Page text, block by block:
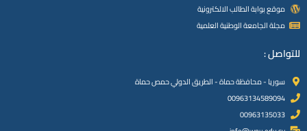
موقع بوابة الطالب الالكترونية
مجلة الجامعة الوطنية العلمية
للتواصل :
سوريا - محافظة حماة - الطريق الدولي حمص حماة
00963134589094
00963135033